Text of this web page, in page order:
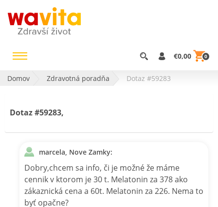
€0,00 0
Domov Zdravotná poradňa Dotaz #59283
Dotaz #59283,
marcela, Nove Zamky:
Dobry,chcem sa info, či je možné že máme
cennik v ktorom je 30 t. Melatonin za 378 ako
zákaznická cena a 60t. Melatonin za 226. Nema to
byť opačne?